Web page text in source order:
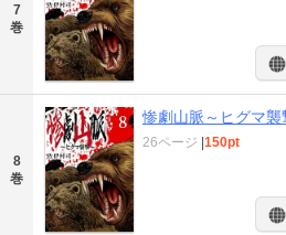
7
巻
8
巻
惨劇山脈～ヒグマ
26ページ |150pt